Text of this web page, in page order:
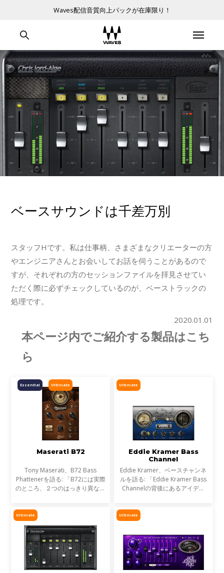
Waves配信音質向上パックが在庫限り！
ベースサウンドは千差万別
スタッフHです。私は仕事柄、さまざまなクリエーターの方
やエンジニアさんとお会いしてお話を伺うことがあるので
すが、それぞれの方のセッションファイルを拝見させてい
ただく際に必ずチェックしているのが、ベーストラックの
処理です。
2020.01.01
本ページ内でご紹介する製品はこち
ら
Ultimate
Essential
Maserati B72
Tony Maserati、B72 Bass
Phattenerを語る: 「B72には実際
のところ、２つのはっきり異なる
ラエティ豊かな音楽に取り組んで
きました。そこでは１つのサ
Ultimate
Eddie Kramer Bass
Channel
Eddie Kramer、ベースチャンネ
ルを語る: 「Eddie Kramer Bass
Channelの背後にあるアイデア
トベースを作り上げるというこ
Ultimate Ultimate